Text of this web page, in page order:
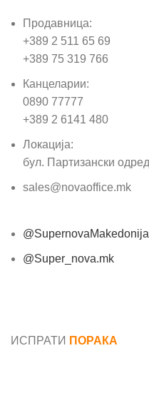
Продавница:
+389 2 511 65 69
+389 75 319 766
Канцеларии:
0890 77777
+389 2 6141 480
Локација:
бул. Партизански
sales@novaoffice.mk
@SupernovaMakedonija
@Super_nova.mk
ИСПРАТИ ПОРАКА